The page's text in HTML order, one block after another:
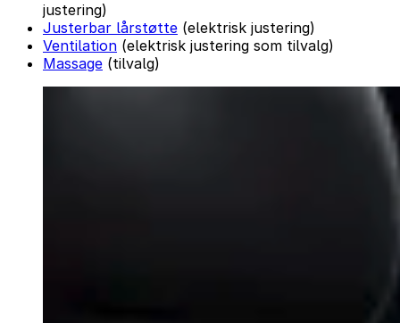
justering)
Justerbar lårstøtte (elektrisk justering)
Ventilation (elektrisk justering som tilvalg)
Massage (tilvalg)